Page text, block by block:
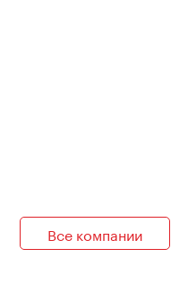
Все компании